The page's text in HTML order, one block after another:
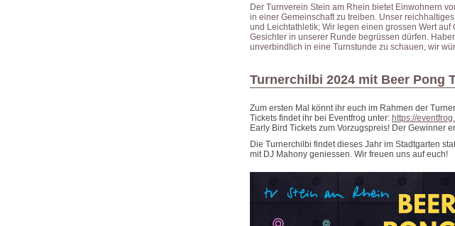
Der Turnverein Stein am Rhein bietet Einwohnern
in einer Gemeinschaft zu treiben. Unser
und Leichtathletik; Wir legen einen grossen Wert
Gesichter in unserer Runde begrüssen dürfen.
unverbindlich in eine Turnstunde zu schauen, wir
Turnerchilbi 2024 mit Beer Pong
Zum ersten Mal könnt ihr euch im Rahmen der
Tickets findet ihr bei Eventfrog unter: https://
Early Bird Tickets zum Vorzugspreis! Der Gewinner
Die Turnerchilbi findet dieses Jahr im Stadtgarten
mit DJ Mahony geniessen. Wir freuen uns auf euch!